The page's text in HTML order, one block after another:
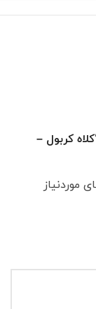
کربول –
موردنیاز